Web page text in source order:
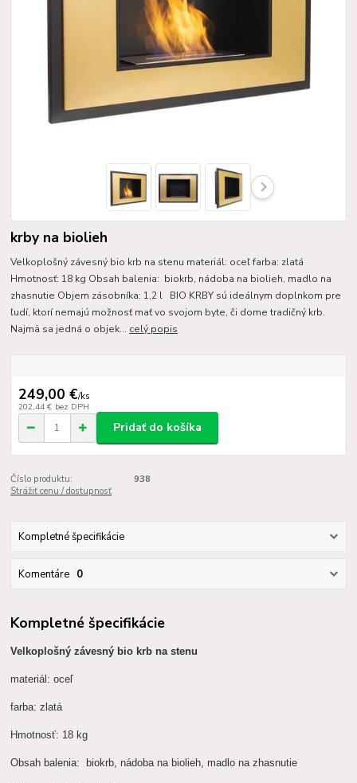
krby na biolieh
Velkoplošný závesný bio krb na stenu materiál: oceľ farba: zlatá
Hmotnosť: 18 kg Obsah balenia: biokrb, nádoba na biolieh, madlo na
zhasnutie Objem zásobníka: 1,2 l BIO KRBY sú ideálnym doplnkom pre
ľudí, ktorí nemajú možnosť mať vo svojom byte, či dome tradičný krb.
Najmä sa jedná o objek... celý popis
249,00 €/ks
202,44 € bez DPH
Pridať do košíka
Číslo produktu:
938
Strážiť cenu / dostupnosť
Kompletné špecifikácie
Komentáre 0
Kompletné špecifikácie
Velkoplošný závesný bio krb na stenu
materiál: oceľ
farba: zlatá
Hmotnosť: 18 kg
Obsah balenia: biokrb, nádoba na biolieh, madlo na zhasnutie